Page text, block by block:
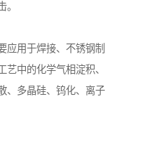
。
应用于焊接、不锈钢制
中的化学气相淀积、
、多晶硅、钨化、离子